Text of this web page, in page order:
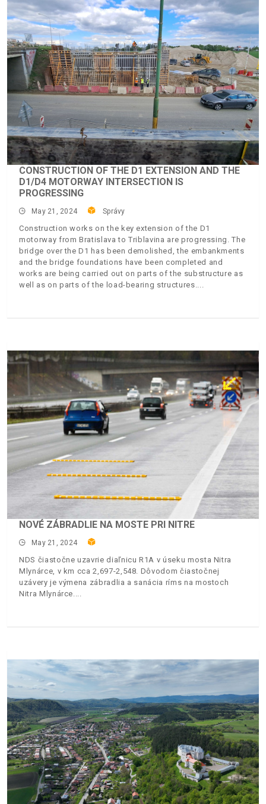
CONSTRUCTION OF THE D1 EXTENSION AND THE
D1/D4 MOTORWAY INTERSECTION IS
PROGRESSING
May 21, 2024 Správy
Construction works on the key extension of the D1
motorway from Bratislava to Triblavina are progressing. The
bridge over the D1 has been demolished, the embankments
and the bridge foundations have been completed and
works are being carried out on parts of the substructure as
well as on parts of the load-bearing structures.
NOVÉ ZÁBRADLIE NA MOSTE PRI NITRE
May 21, 2024
NDS čiastočne uzavrie diaľnicu R1A v úseku mosta Nitra
Mlynárce, v km cca 2,697-2,548. Dôvodom čiastočnej
uzávery je výmena zábradlia a sanácia ríms na mostoch
Nitra Mlynárce.